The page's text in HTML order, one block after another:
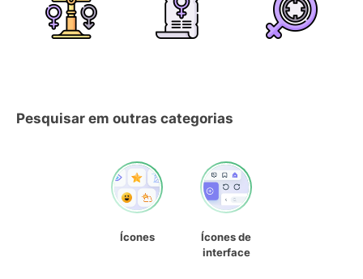
Pesquisar em outras categorias
Ícones
Ícones de
interface